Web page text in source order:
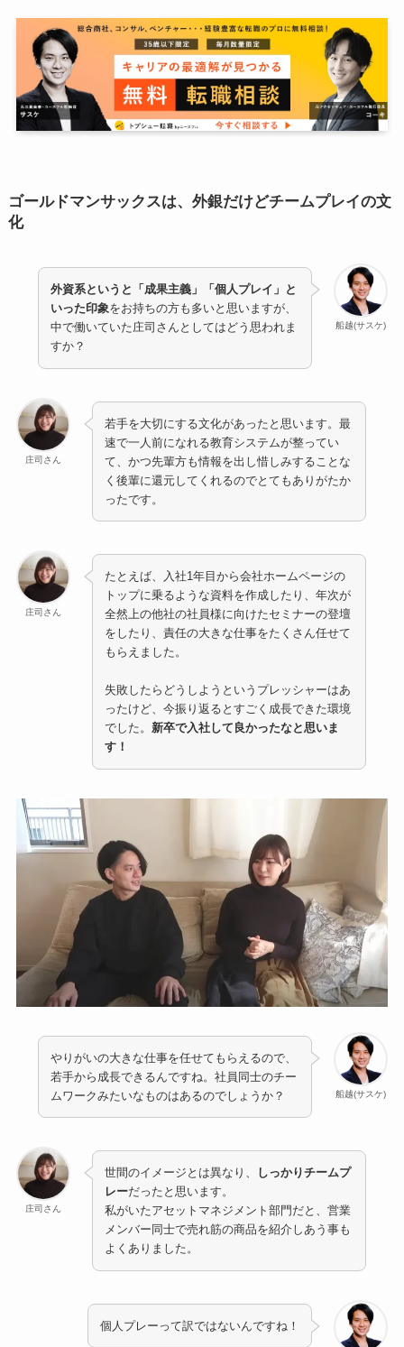
ゴールドマンサックスは、外銀だけどチームプレイの文
化
船越(サスケ)
外資系というと「成果主義」「個人プレイ」と
いった印象をお持ちの方も多いと思いますが、
中で働いていた庄司さんとしてはどう思われま
すか？
庄司さん
若手を大切にする文化があったと思います。最
速で一人前になれる教育システムが整ってい
て、かつ先輩方も情報を出し惜しみすることな
く後輩に還元してくれるのでとてもありがたか
ったです。
庄司さん
たとえば、入社1年目から会社ホームページの
トップに乗るような資料を作成したり、年次が
全然上の他社の社員様に向けたセミナーの登壇
をしたり、責任の大きな仕事をたくさん任せて
もらえました。
失敗したらどうしようというプレッシャーはあ
ったけど、今振り返るとすごく成長できた環境
でした。新卒で入社して良かったなと思いま
す！
船越(サスケ)
やりがいの大きな仕事を任せてもらえるので、
若手から成長できるんですね。社員同士のチー
ムワークみたいなものはあるのでしょうか？
庄司さん
世間のイメージとは異なり、
しっかりチームプ
レーだったと思います。
私がいたアセットマネジメント部門だと、営業
メンバー同士で売れ筋の商品を紹介しあう事も
よくありました。
個人プレーって訳ではないんですね！